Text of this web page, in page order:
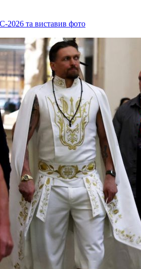
2026 та виставив фото